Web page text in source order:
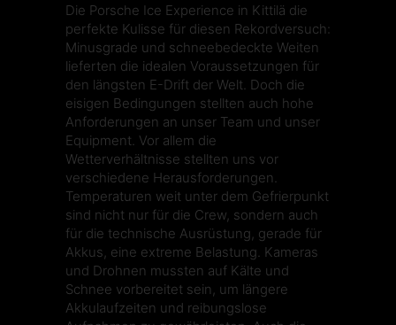
Die Porsche Ice Experience in Kittilä die
perfekte Kulisse für diesen Rekordversuch:
Minusgrade und schneebedeckte Weiten
lieferten die idealen Voraussetzungen für
den längsten E-Drift der Welt. Doch die
eisigen Bedingungen stellten auch hohe
Anforderungen an unser Team und unser
Equipment. Vor allem die
Wetterverhältnisse stellten uns vor
verschiedene Herausforderungen.
Temperaturen weit unter dem Gefrierpunkt
sind nicht nur für die Crew, sondern auch
für die technische Ausrüstung, gerade für
Akkus, eine extreme Belastung. Kameras
und Drohnen mussten auf Kälte und
Schnee vorbereitet sein, um längere
Akkulaufzeiten und reibungslose